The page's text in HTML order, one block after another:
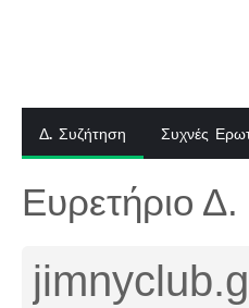
Δ. Συζήτηση Συχνές
Ευρετήριο